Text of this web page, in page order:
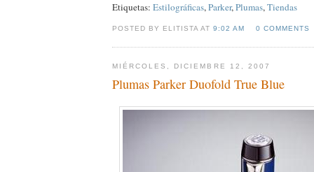
Etiquetas: Estilográficas,Parker,Plumas,Tiendas
POSTED BY ELITISTA AT9:02 AM 0 COMMENTS
MIÉRCOLES, DICIEMBRE 12, 2007
Plumas Parker Duofold True Blue